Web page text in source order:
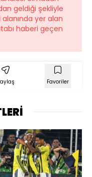
geldiği şekliyle
yer alan
haberi geçen
Favoriler